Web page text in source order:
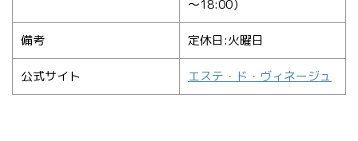
～18:00）
備考 定休日:火曜日
公式サイト エステ・ド・ヴィネージュ